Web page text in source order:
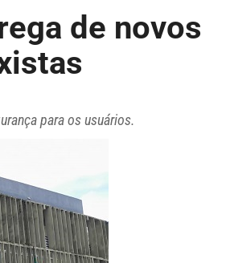
de novos
para os usuários.